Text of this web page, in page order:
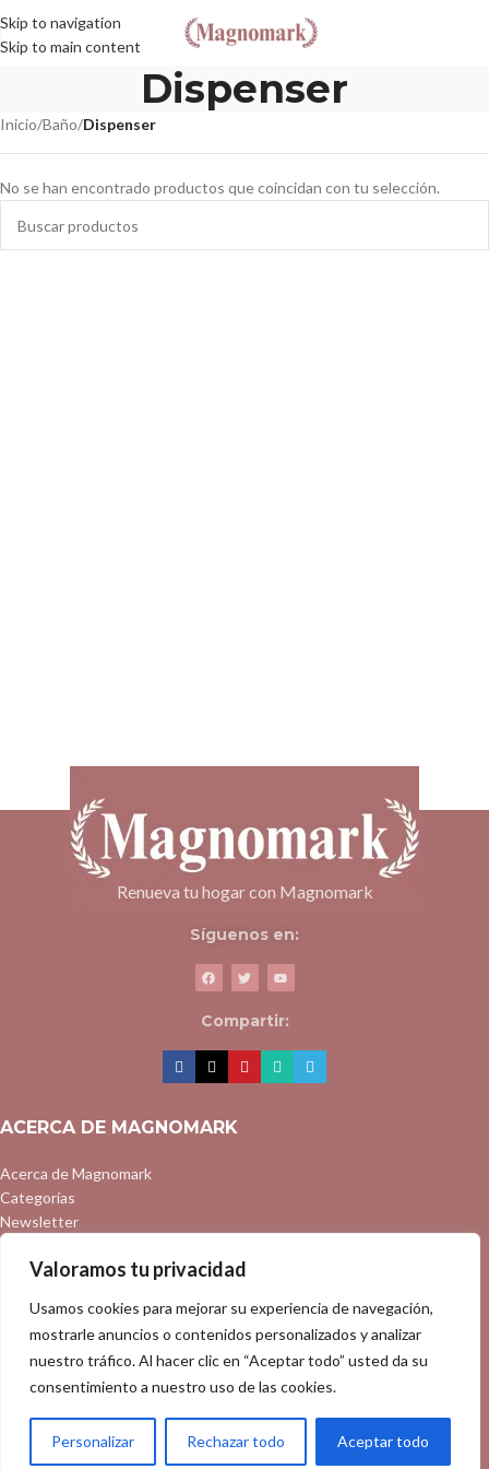
Valoramos tu privacidad
Usamos cookies para mejorar su experiencia de navegación,
mostrarle anuncios o contenidos personalizados y analizar
nuestro tráfico. Al hacer clic en “Aceptar todo” usted da su
consentimiento a nuestro uso de las cookies.
Personalizar Rechazar todo Aceptar todo
Skip to navigation
Skip to main content
Dispenser
Inicio/Baño/Dispenser
No se han encontrado productos que coincidan con tu selección.
Renueva tu hogar con Magnomark
Síguenos en:
Compartir:
ACERCA DE MAGNOMARK
Acerca de Magnomark
Categorías
Newsletter
Contacto
PÁGINAS DE INTERÉS
Tienda
Mi cuenta
Favoritos